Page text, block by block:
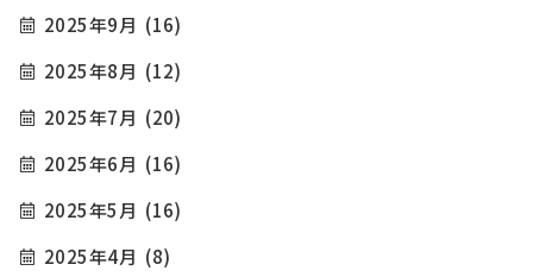
2025年9月 (16)
2025年8月 (12)
2025年7月 (20)
2025年6月 (16)
2025年5月 (16)
2025年4月 (8)